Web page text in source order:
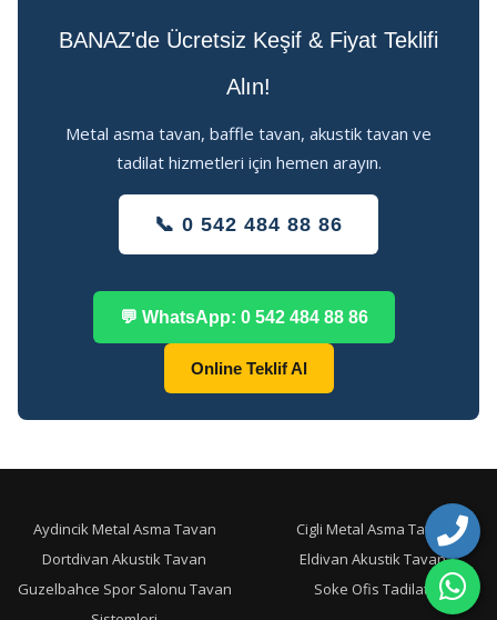
BANAZ'de Ücretsiz Keşif & Fiyat Teklifi
Alın!
Metal asma tavan, baffle tavan, akustik tavan ve
tadilat hizmetleri için hemen arayın.
📞 0 542 484 88 86
💬 WhatsApp: 0 542 484 88 86
Online Teklif Al
Aydincik Metal Asma Tavan
Cigli Metal Asma Tavan
Dortdivan Akustik Tavan
Eldivan Akustik Tavan
Guzelbahce Spor Salonu Tavan
Soke Ofis Tadilati